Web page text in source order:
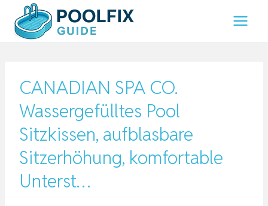
Inhalt
springen
CANADIAN SPA CO.
Wassergefülltes Pool
Sitzkissen, aufblasbare
Sitzerhöhung, komfortable
Unterst…